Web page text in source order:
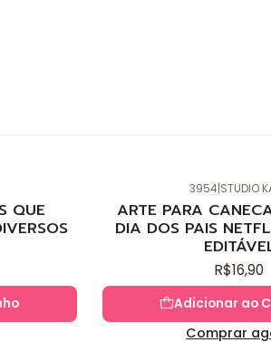
QUE
3954|STUDIO
ARTE PARA
DIA DOS PAIS
R$16,90
Adicionar ao
Comprar